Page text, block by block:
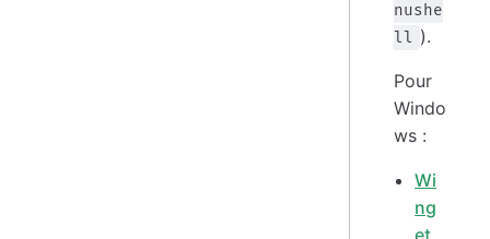
nushe
ll ).
Pour
Windo
ws :
Wi
ng